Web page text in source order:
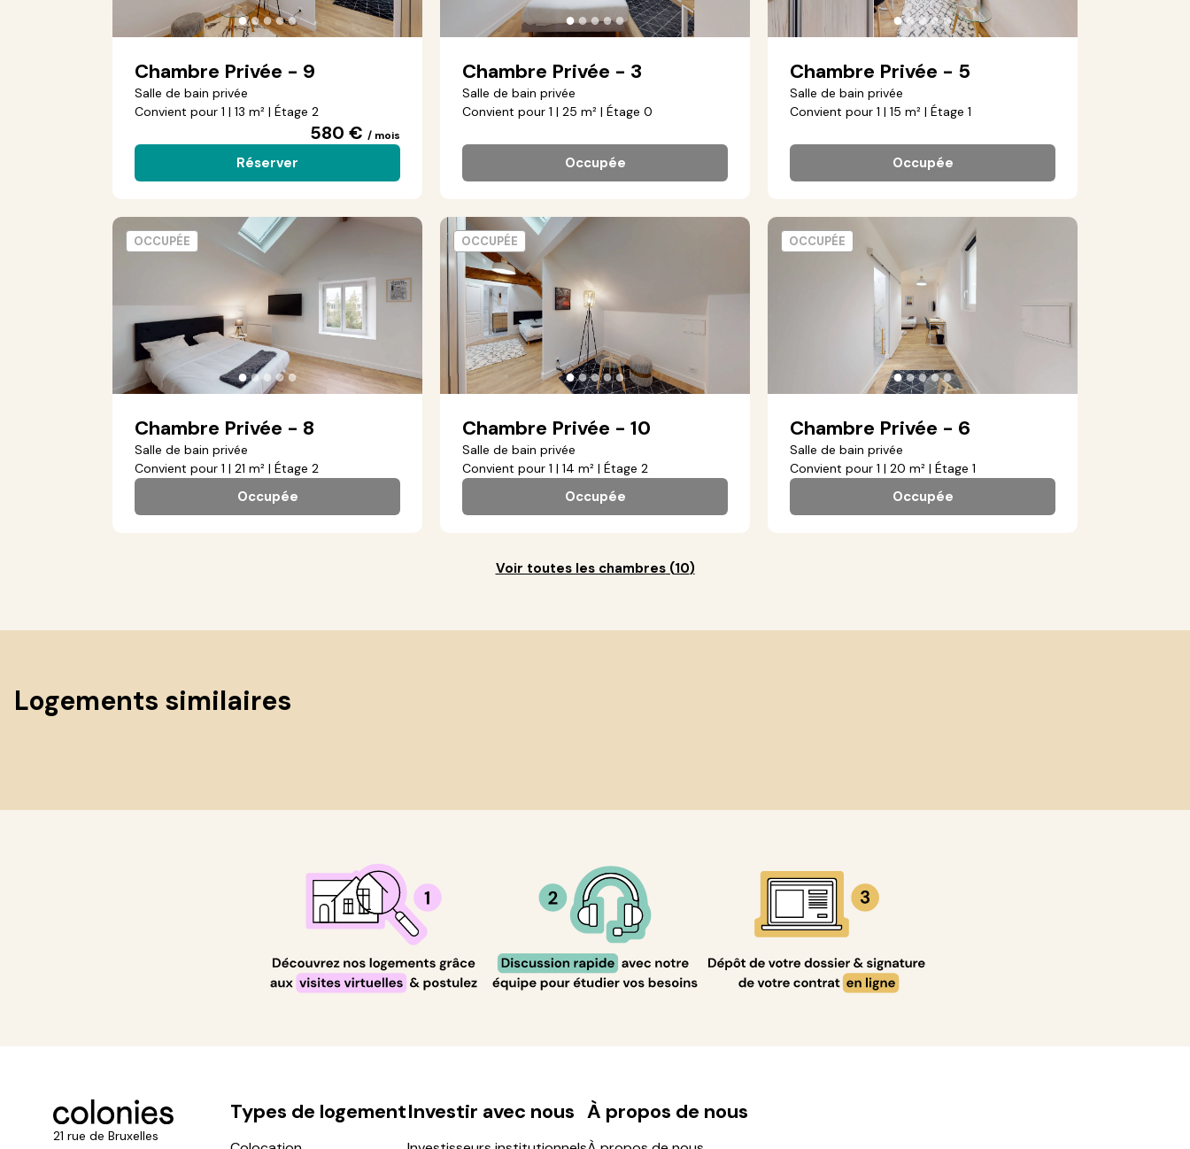
●●●●●
Chambre Privée - 9
Salle de bain privée
Convient pour 1 | 13 m² | Étage 2
580 € / mois
Réserver
●●●●●
Chambre Privée - 3
Salle de bain privée
Convient pour 1 | 25 m² | Étage 0
Occupée
●●●●●
Chambre Privée - 5
Salle de bain privée
Convient pour 1 | 15 m² | Étage 1
Occupée
●●●●●
Chambre Privée - 8
Salle de bain privée
Convient pour 1 | 21 m² | Étage 2
Occupée
OCCUPÉE
●●●●●
Chambre Privée - 10
Salle de bain privée
Convient pour 1 | 14 m² | Étage 2
Occupée
OCCUPÉE
●●●●●
Chambre Privée - 6
Salle de bain privée
Convient pour 1 | 20 m² | Étage 1
Occupée
OCCUPÉE
Voir toutes les chambres(10)
Logements similaires
21 rue de Bruxelles
Types de logementInvestir avec nous À propos de nous